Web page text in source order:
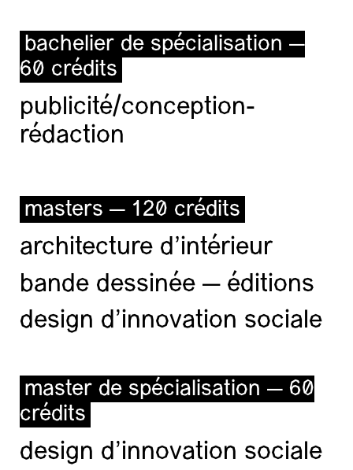
bachelier de spécialisation —
60 crédits
publicité/conception-
rédaction
masters — 120 crédits
architecture d’intérieur
bande dessinée — éditions
design d'innovation sociale
master de spécialisation — 60
crédits
design d'innovation sociale